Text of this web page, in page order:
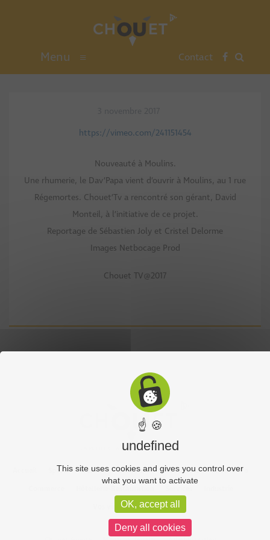
Menu ≡ Contact
https://vimeo.com/241151454
Nouveauté à Moulins.
Une rhumerie, le Dav’Papa vient d’ouvrir à Moulins, au 1 rue
Régemortes. Chouet’Tv a rencontré son gérant, David
Monteil, à l’initiative de ce projet.
Reportage de Sébastien Joly et Cristel Delorme
Images Netbocage Prod
Chouet TV@2017
Sports Culture Economie Découverte
Chouet’eco
Vos vidéos
Partenaires
☝ 🍪
undefined
This site uses cookies and gives you control over
what you want to activate
OK, accept all
Deny all cookies